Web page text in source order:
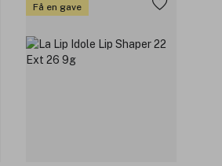
Få en gave